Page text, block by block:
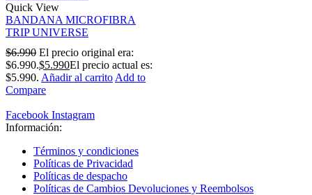
Quick View
BANDANA MICROFIBRA
TRIP UNIVERSE
$6.990 El precio original era:
$6.990.$5.990El precio actual es:
$5.990. Añadir al carrito Add to
Compare
Facebook Instagram
Información:
Términos y condiciones
Políticas de Privacidad
Políticas de despacho
Políticas de Cambios Devoluciones y Reembolsos